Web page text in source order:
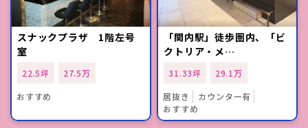
スナックプラザ 1階左号
室
22.5坪
27.5万
おすすめ
「関内駅」徒歩圏内、「ビ
クトリア・メ…
31.33坪
29.1万
居抜き
カウンター有
おすすめ